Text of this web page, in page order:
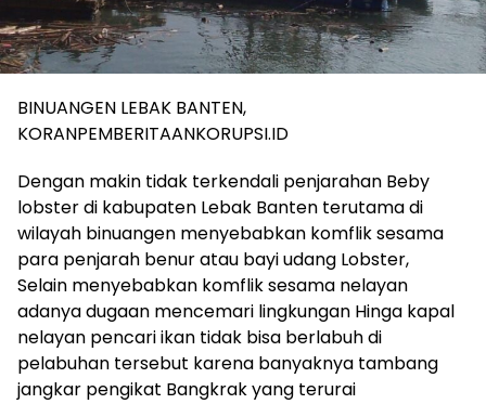
BINUANGEN LEBAK BANTEN,
KORANPEMBERITAANKORUPSI.ID
Dengan makin tidak terkendali penjarahan Beby
lobster di kabupaten Lebak Banten terutama di
wilayah binuangen menyebabkan komflik sesama
para penjarah benur atau bayi udang Lobster,
Selain menyebabkan komflik sesama nelayan
adanya dugaan mencemari lingkungan Hinga kapal
nelayan pencari ikan tidak bisa berlabuh di
pelabuhan tersebut karena banyaknya tambang
jangkar pengikat Bangkrak yang terurai